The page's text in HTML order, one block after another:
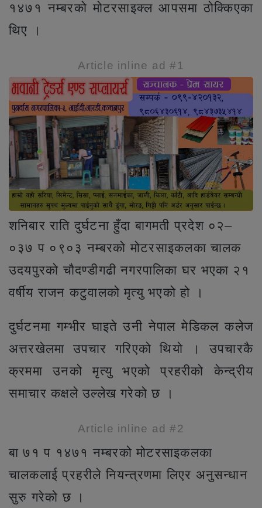
१४७१ नम्बरको मोटरसाइक्ल आपसमा ठोक्किएका
थिए ।
Article inline ad #1
शनिबार राति दुर्घटना हुँदा बागमती प्रदेश ०२–
०३७ प ०९०३ नम्बरको मोटरसाइकलका चालक
उदयपुरको चौदण्डीगढी नगरपालिका घर भएका २१
वर्षीय राजन कटुवालको मृत्यु भएको हो ।
दुर्घटनमा गम्भीर घाइते उनी नेपाल मेडिकल कलेज
अत्तरखेलमा उपचार गरिएको थियो । उपचारकै
क्रममा उनको मृत्यु भएको प्रहरीको केन्द्रीय
समाचार कक्षले उल्लेख गरेको छ ।
Article inline ad #2
बा ७१ प १४७१ नम्बरको मोटरसाइकलका
चालकलाई प्रहरीले नियन्त्रणमा लिएर अनुसन्धान
सुरु गरेको छ ।